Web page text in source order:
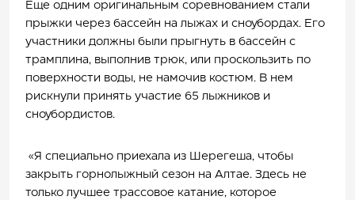
Еще одним оригинальным соревнованием стали
прыжки через бассейн на лыжах и сноубордах. Его
участники должны были прыгнуть в бассейн с
трамплина, выполнив трюк, или проскользить по
поверхности воды, не намочив костюм. В нем
рискнули принять участие 65 лыжников и
сноубордистов.
«Я специально приехала из Шерегеша, чтобы
закрыть горнолыжный сезон на Алтае. Здесь не
только лучшее трассовое катание, которое